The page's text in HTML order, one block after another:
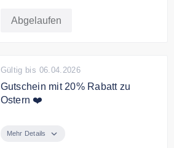
Abgelaufen
Gültig bis 06.04.2026
Gutschein mit 20% Rabatt zu
Ostern ❤️
Kasse und sichern Sie sich 20%
Mehr Details